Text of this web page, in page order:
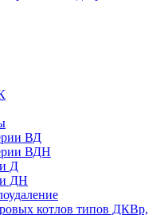
ВД
ВДН
Д
ДН
котлов типов ДКВр,